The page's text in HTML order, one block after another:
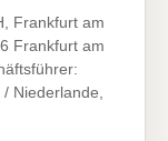
Frankfurt am
Frankfurt am
Niederlande,